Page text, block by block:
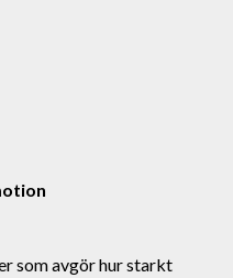
som avgör hur starkt